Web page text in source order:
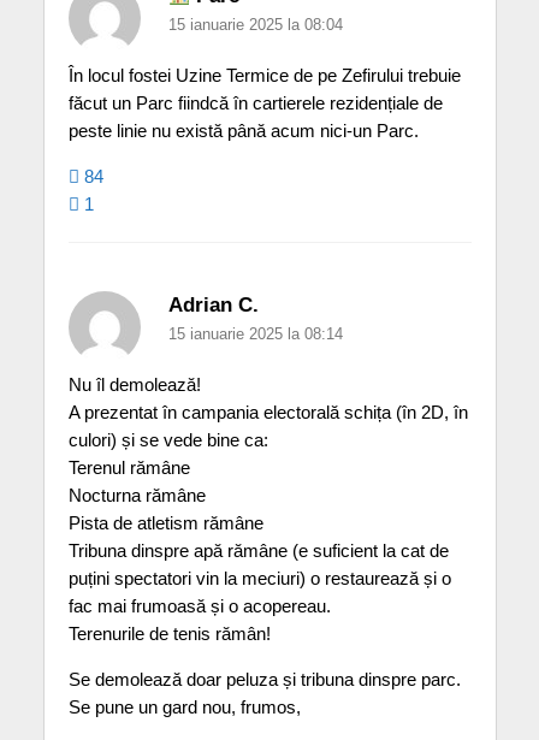
15 ianuarie 2025 la 08:04
În locul fostei Uzine Termice de pe Zefirului trebuie
făcut un Parc fiindcă în cartierele rezidențiale de
peste linie nu există până acum nici-un Parc.
84
1
Adrian C.
15 ianuarie 2025 la 08:14
Nu îl demolează!
A prezentat în campania electorală schița (în 2D, în
culori) și se vede bine ca:
Terenul rămâne
Nocturna rămâne
Pista de atletism rămâne
Tribuna dinspre apă rămâne (e suficient la cat de
puțini spectatori vin la meciuri) o restaurează și o
fac mai frumoasă și o acopereau.
Terenurile de tenis rămân!
Se demolează doar peluza și tribuna dinspre parc.
Se pune un gard nou, frumos,